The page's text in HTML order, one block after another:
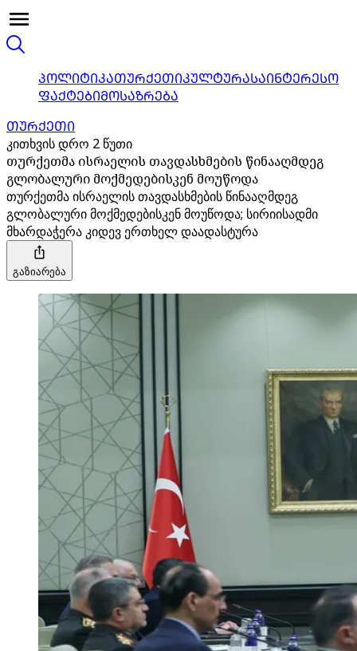
ᲞᲝᲚᲘᲢᲘᲙᲐᲗᲣᲠᲥᲔᲗᲘᲙᲣᲚᲢᲣᲠᲐᲡᲐᲘᲜᲢᲔᲠᲔᲡᲝ
ᲤᲐᲥᲢᲔᲑᲘᲛᲝᲡᲐᲖᲠᲔᲑᲐ
ᲗᲣᲠᲥᲔᲗᲘ
კითხვის დრო 2 წუთი
თურქეთმა ისრაელის თავდასხმების წინააღმდეგ
გლობალური მოქმედებისკენ მოუწოდა
თურქეთმა ისრაელის თავდასხმების წინააღმდეგ
გლობალური მოქმედებისკენ მოუწოდა; სირიისადმი
მხარდაჭერა კიდევ ერთხელ დაადასტურა
გაზიარება